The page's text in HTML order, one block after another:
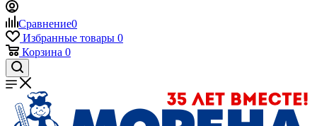
Сравнение0
Избранные товары 0
Корзина 0